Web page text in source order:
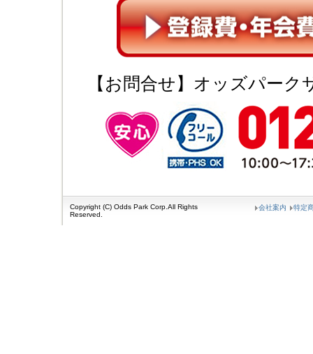
【お問合せ】オッズパーク
Copyright (C) Odds Park Corp.All Rights
Reserved.
会社案内 特定